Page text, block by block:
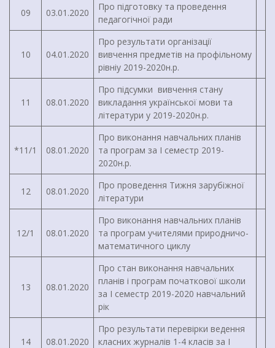
09 03.01.2020
Про підготовку та проведення
педагогічної ради
10 04.01.2020
Про результати організації
вивчення предметів на профільному
рівніу 2019-2020н.р.
11 08.01.2020
Про підсумки вивчення стану
викладання української мови та
літератури у 2019-2020н.р.
*11/1 08.01.2020
Про виконання навчальних планів
та програм за І семестр 2019-
2020н.р.
12 08.01.2020
Про проведення Тижня зарубіжної
літератури
12/1 08.01.2020
Про виконання навчальних планів
та програм учителями природничо-
математичного циклу
13 08.01.2020
Про стан виконання навчальних
планів і програм початкової школи
за І семестр 2019-2020 навчальний
рік
14 08.01.2020
Про результати перевірки ведення
класних журналів 1-4 класів за І